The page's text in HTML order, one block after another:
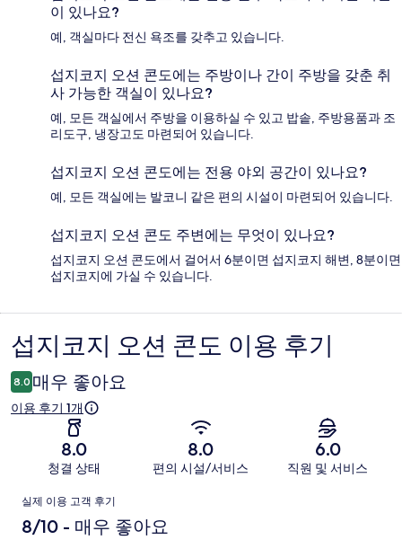
이 있나요?
예, 객실마다 전신 욕조를 갖추고 있습니다.
섭지코지 오션 콘도에는 주방이나 간이 주방을 갖춘 취
사 가능한 객실이 있나요?
예, 모든 객실에서 주방을 이용하실 수 있고 밥솥, 주방용품과 조
리도구, 냉장고도 마련되어 있습니다.
섭지코지 오션 콘도에는 전용 야외 공간이 있나요?
예, 모든 객실에는 발코니 같은 편의 시설이 마련되어 있습니다.
섭지코지 오션 콘도 주변에는 무엇이 있나요?
섭지코지 오션 콘도에서 걸어서 6분이면 섭지코지 해변, 8분이면
섭지코지에 가실 수 있습니다.
이
용
후
섭지코지 오션 콘도 이용 후기
8.0 매우 좋아요
이용 후기 1개
8.0
청결 상태
8.0
편의 시설/서비스
6.0
직원 및 서비스
이
용
실제 이용 고객 후기
8/10 - 매우 좋아요